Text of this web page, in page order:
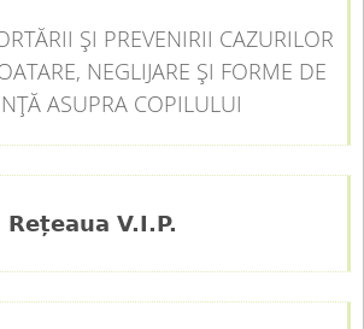
ȘI PREVENIRII CAZURILOR
NEGLIJARE ȘI FORME DE
ASUPRA COPILULUI
Rețeaua V.I.P.